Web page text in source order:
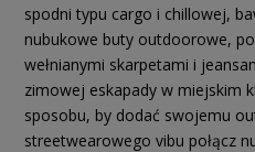
spodni typu cargo i chillowej,
nubukowe buty outdoorowe,
wełnianymi skarpetami i
zimowej eskapady w miejskim
sposobu, by dodać swojemu
streetwearowego vibu połącz